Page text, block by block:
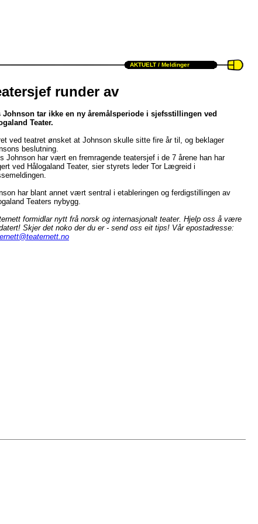
AKTUELT / Meldinger
runder av
Johnson tar ikke en ny åremålsperiode i sjefsstillingen ved
Teater.
ved teatret ønsket at Johnson skulle sitte fire år til, og beklager
beslutning.
Johnson har vært en fremragende teatersjef i de 7 årene han har
ved Hålogaland Teater, sier styrets leder Tor Lægreid i
har blant annet vært sentral i etableringen og ferdigstillingen av
Teaters nybygg.
formidlar nytt frå norsk og internasjonalt teater. Hjelp oss å være
Skjer det noko der du er - send oss eit tips! Vår epostadresse: